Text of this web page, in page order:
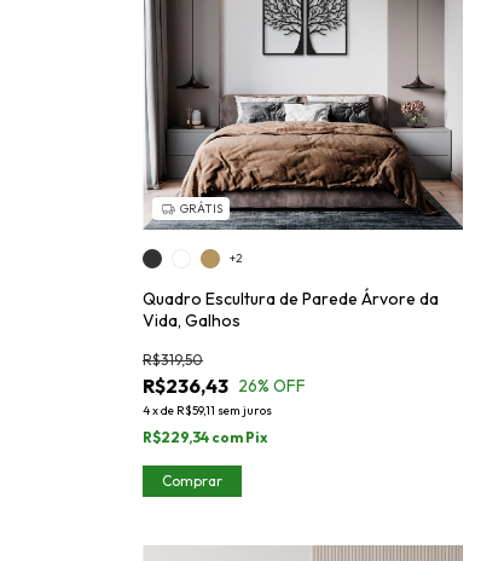
GRÁTIS
Quadro Escultura de Parede Árvore da
Vida, Galhos
R$236,43
R$319,50
26% OFF
4xde R$59,11 sem juros
R$229,34 com Pix
+2
Comprar